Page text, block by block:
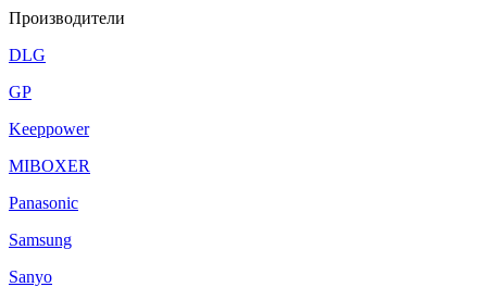
Производители
DLG
GP
Keeppower
MIBOXER
Panasonic
Samsung
Sanyo